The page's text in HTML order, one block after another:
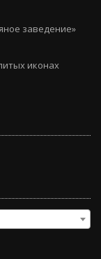
заведение»
иконах